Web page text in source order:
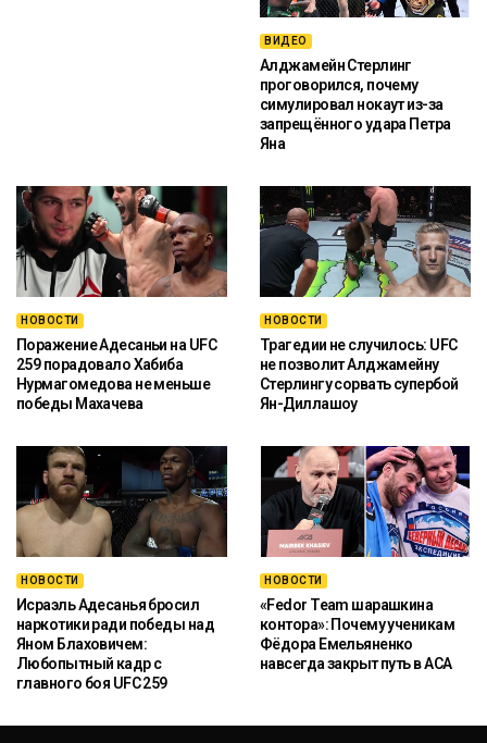
ВИДЕО
Алджамейн Стерлинг
проговорился, почему
симулировал нокаут из-за
запрещённого удара Петра
Яна
НОВОСТИ
Поражение Адесаньи на UFC
259 порадовало Хабиба
Нурмагомедова не меньше
победы Махачева
НОВОСТИ
Трагедии не случилось: UFC
не позволит Алджамейну
Стерлингу сорвать супербой
Ян-Диллашоу
НОВОСТИ
Исраэль Адесанья бросил
наркотики ради победы над
Яном Блаховичем:
Любопытный кадр с
главного боя UFC 259
НОВОСТИ
«Fedor Team шарашкина
контора»: Почему ученикам
Фёдора Емельяненко
навсегда закрыт путь в ACA